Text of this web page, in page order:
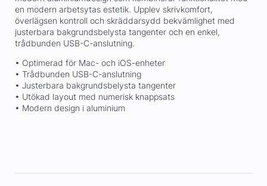
en modern arbetsytas estetik. Upplev skrivkomfort,
överlägsen kontroll och skräddarsydd bekvämlighet med
justerbara bakgrundsbelysta tangenter och en enkel,
trådbunden USB-C-anslutning.
• Optimerad för Mac- och iOS-enheter
• Trådbunden USB-C-anslutning
• Justerbara bakgrundsbelysta tangenter
• Utökad layout med numerisk knappsats
• Modern design i aluminium